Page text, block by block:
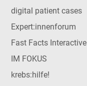
digital patient cases
Expert:innenforum
Fast Facts Interactive
IM FOKUS
krebs:hilfe!